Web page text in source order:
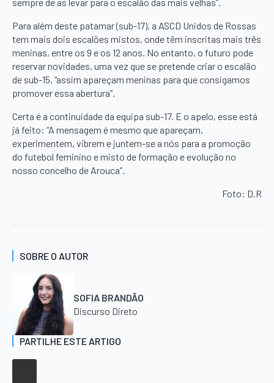
Para além deste patamar (sub-17), a ASCD Unidos de Rossas
tem mais dois escalões mistos, onde têm inscritas mais três
meninas, entre os 9 e os 12 anos. No entanto, o futuro pode
reservar novidades, uma vez que se pretende criar o escalão
de sub-15, “assim apareçam meninas para que consigamos
promover essa abertura”.
Certa é a continuidade da equipa sub-17. E o apelo, esse está
já feito: “A mensagem é mesmo que apareçam,
experimentem, vibrem e juntem-se a nós para a promoção
do futebol feminino e misto de formação e evolução no
nosso concelho de Arouca”.
Foto: D.R
SOBRE O AUTOR
SOFIA BRANDÃO
Discurso Direto
PARTILHE ESTE ARTIGO